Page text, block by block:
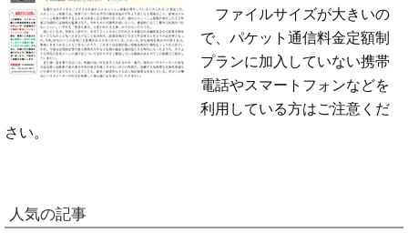
ファイルサイズが大きいの
で、パケット通信料金定額制
プランに加入していない携帯
電話やスマートフォンなどを
利用している方はご注意くだ
さい。
人気の記事